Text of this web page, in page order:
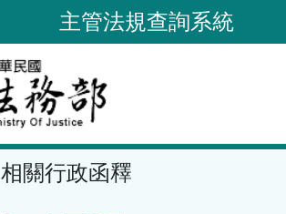
主管法規查詢系統
相關行政函釋